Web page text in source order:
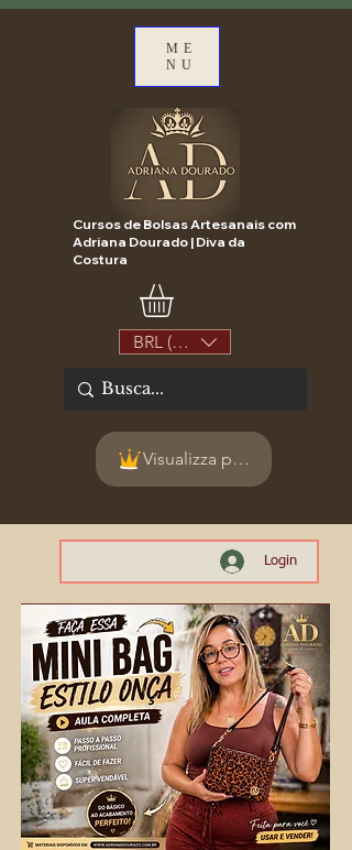
ME
NU
Cursos de Bolsas Artesanais com
Adriana Dourado | Diva da
Costura
BRL (R$)
Visualizza punti
Login